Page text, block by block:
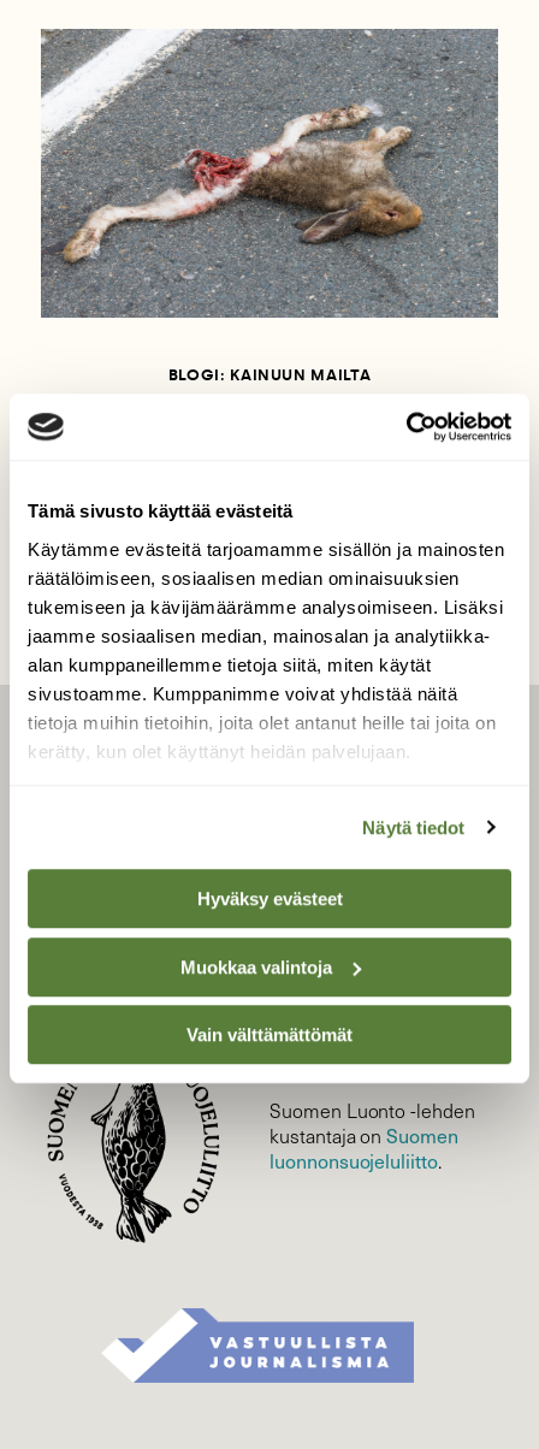
Tämä sivusto käyttää evästeitä
Käytämme evästeitä tarjoamamme sisällön ja mainosten
räätälöimiseen, sosiaalisen median ominaisuuksien
tukemiseen ja kävijämäärämme analysoimiseen. Lisäksi
jaamme sosiaalisen median, mainosalan ja analytiikka-
alan kumppaneillemme tietoja siitä, miten käytät
sivustoamme. Kumppanimme voivat yhdistää näitä
tietoja muihin tietoihin, joita olet antanut heille tai joita on
kerätty, kun olet käyttänyt heidän palvelujaan.
Näytä tiedot
Hyväksy evästeet
Muokkaa valintoja
Vain välttämättömät
BLOGI: KAINUUN MAILTA
Mitäs pienistä, kun
LEHTI
Tilaa Suomen Luonto
Tilaa digilukuoikeus
Äänestä parasta juttua
Tilaa uutiskirje
SUOMEN LUONNON­
SUOJELU­LIITTO
Suomen Luonto -lehden
kustantaja onSuomen
luonnonsuojelu­liitto.